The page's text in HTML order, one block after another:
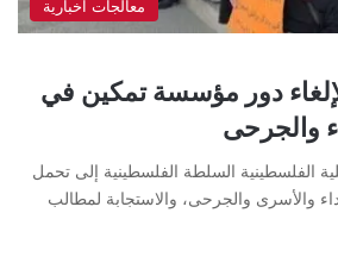
معالجات اخبارية
دور مؤسسة تمكين في
والجرحى
الفلسطينية السلطة الفلسطينية إلى تحمل
والأسرى والجرحى، والاستجابة لمطالب